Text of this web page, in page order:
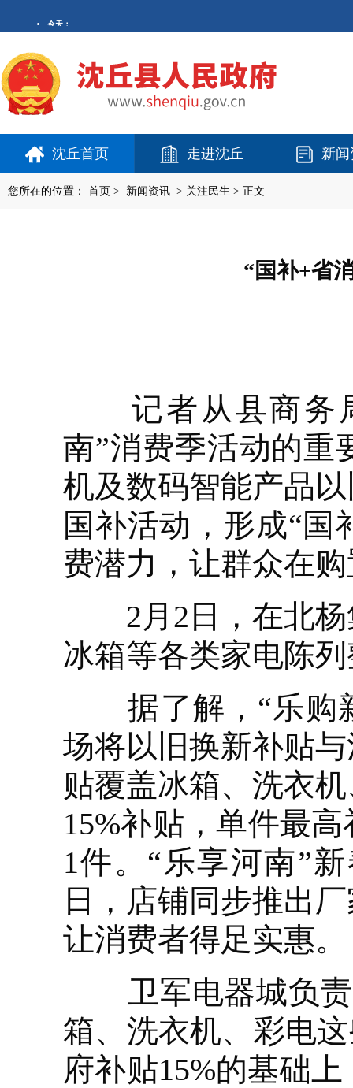
沈丘首页 走进沈丘 新
您所在的位置： 首页 > 新闻资讯 > 关注民生 > 正文
“国补+省
记者从县商务局
南”消费季活动的重
机及数码智能产品
国补活动，形成“国
费潜力，让群众在
2月2日，在北杨
冰箱等各类家电陈
据了解，“乐购新
场将以旧换新补贴
贴覆盖冰箱、洗衣
15%补贴，单件最
1件。“乐享河南”
日，店铺同步推出
让消费者得足实惠。
卫军电器城负责
箱、洗衣机、彩电
府补贴15%的基础